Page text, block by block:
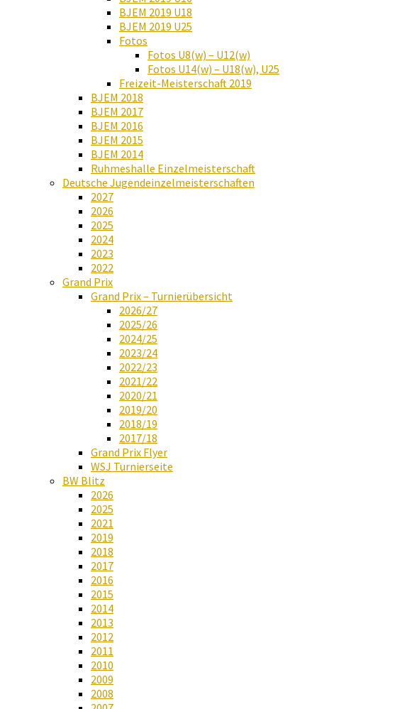
BJEM 2019 U18
BJEM 2019 U25
Fotos
Fotos U8(w) – U12(w)
Fotos U14(w) – U18(w), U25
Freizeit-Meisterschaft 2019
BJEM 2018
BJEM 2017
BJEM 2016
BJEM 2015
BJEM 2014
Ruhmeshalle Einzelmeisterschaft
Deutsche Jugendeinzelmeisterschaften
2027
2026
2025
2024
2023
2022
Grand Prix
Grand Prix – Turnierübersicht
2026/27
2025/26
2024/25
2023/24
2022/23
2021/22
2020/21
2019/20
2018/19
2017/18
Grand Prix Flyer
WSJ Turnierseite
BW Blitz
2026
2025
2021
2019
2018
2017
2016
2015
2014
2013
2012
2011
2010
2009
2008